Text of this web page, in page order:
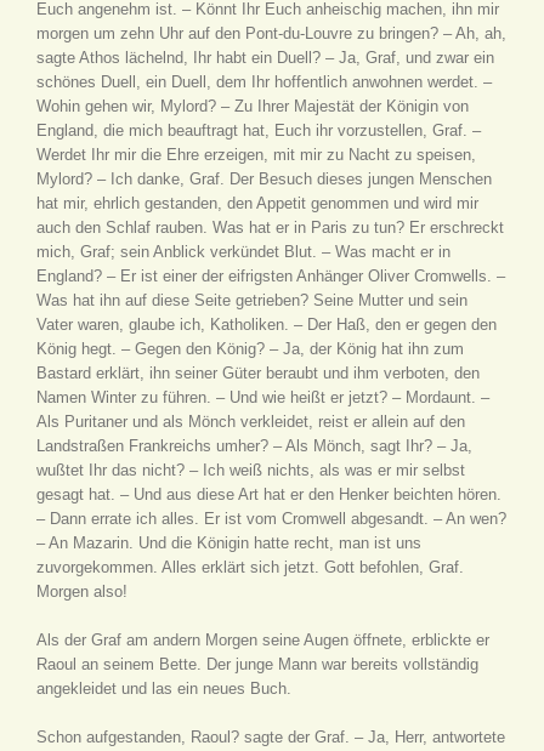
Euch angenehm ist. – Könnt Ihr Euch anheischig machen, ihn mir
morgen um zehn Uhr auf den Pont-du-Louvre zu bringen? – Ah, ah,
sagte Athos lächelnd, Ihr habt ein Duell? – Ja, Graf, und zwar ein
schönes Duell, ein Duell, dem Ihr hoffentlich anwohnen werdet. –
Wohin gehen wir, Mylord? – Zu Ihrer Majestät der Königin von
England, die mich beauftragt hat, Euch ihr vorzustellen, Graf. –
Werdet Ihr mir die Ehre erzeigen, mit mir zu Nacht zu speisen,
Mylord? – Ich danke, Graf. Der Besuch dieses jungen Menschen
hat mir, ehrlich gestanden, den Appetit genommen und wird mir
auch den Schlaf rauben. Was hat er in Paris zu tun? Er erschreckt
mich, Graf; sein Anblick verkündet Blut. – Was macht er in
England? – Er ist einer der eifrigsten Anhänger Oliver Cromwells. –
Was hat ihn auf diese Seite getrieben? Seine Mutter und sein
Vater waren, glaube ich, Katholiken. – Der Haß, den er gegen den
König hegt. – Gegen den König? – Ja, der König hat ihn zum
Bastard erklärt, ihn seiner Güter beraubt und ihm verboten, den
Namen Winter zu führen. – Und wie heißt er jetzt? – Mordaunt. –
Als Puritaner und als Mönch verkleidet, reist er allein auf den
Landstraßen Frankreichs umher? – Als Mönch, sagt Ihr? – Ja,
wußtet Ihr das nicht? – Ich weiß nichts, als was er mir selbst
gesagt hat. – Und aus diese Art hat er den Henker beichten hören.
– Dann errate ich alles. Er ist vom Cromwell abgesandt. – An wen?
– An Mazarin. Und die Königin hatte recht, man ist uns
zuvorgekommen. Alles erklärt sich jetzt. Gott befohlen, Graf.
Morgen also!
Als der Graf am andern Morgen seine Augen öffnete, erblickte er
Raoul an seinem Bette. Der junge Mann war bereits vollständig
angekleidet und las ein neues Buch.
Schon aufgestanden, Raoul? sagte der Graf. – Ja, Herr, antwortete